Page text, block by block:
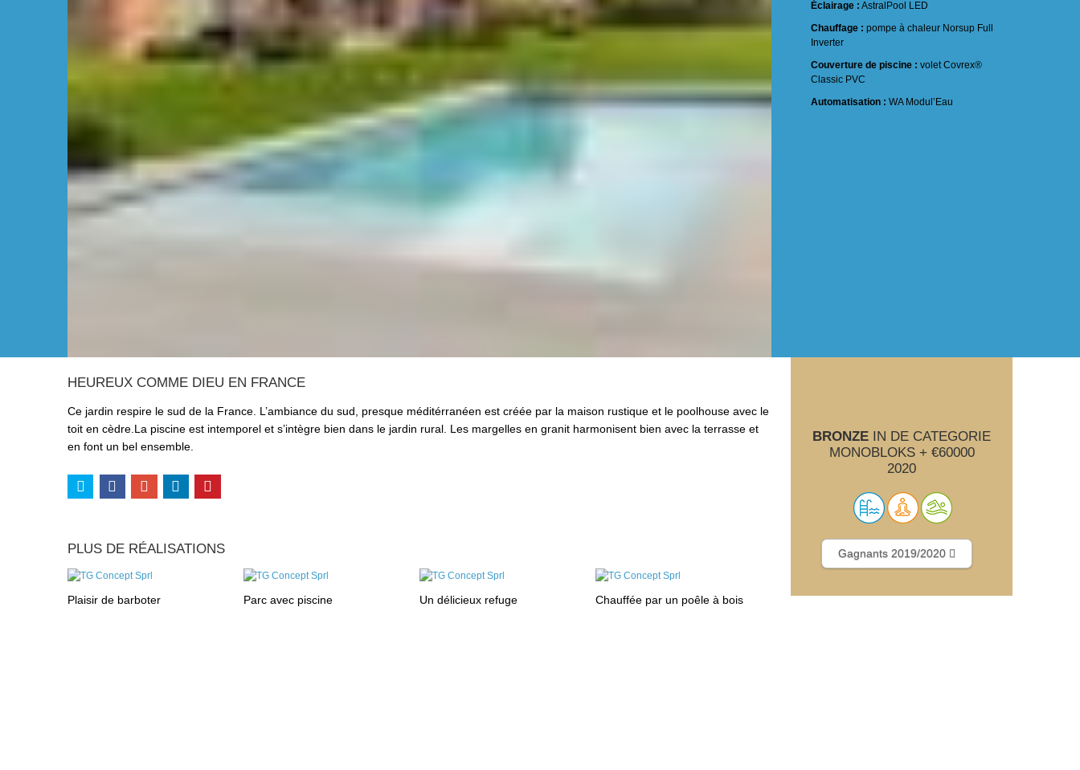
Éclairage : AstralPool LED
Chauffage : pompe à chaleur Norsup Full
Inverter
Couverture de piscine : volet Covrex®
Classic PVC
Automatisation : WA Modul’Eau
HEUREUX COMME DIEU EN FRANCE
Ce jardin respire le sud de la France. L’ambiance du sud, presque méditérranéen est créée par la maison rustique et le poolhouse avec le
toit en cèdre.La piscine est intemporel et s’intègre bien dans le jardin rural. Les margelles en granit harmonisent bien avec la terrasse et
en font un bel ensemble.
PLUS DE RÉALISATIONS
Plaisir de barboter Parc avec piscine Un délicieux refuge Chauffée par un poêle à bois
BRONZE IN DE CATEGORIE
MONOBLOKS + €60000
2020
Gagnants 2019/2020